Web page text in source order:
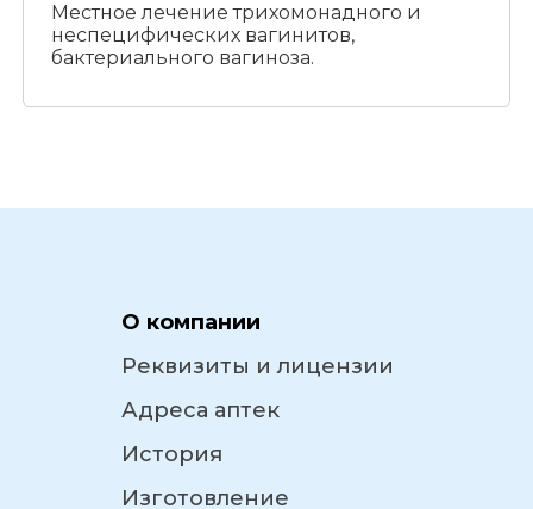
Местное лечение трихомонадного и
неспецифических вагинитов,
бактериального вагиноза.
О компании
Реквизиты и лицензии
Адреса аптек
История
Изготовление